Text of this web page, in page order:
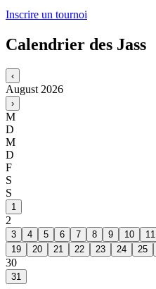
Inscrire un tournoi
Calendrier des Jass
‹
August 2026
›
M
D
M
D
F
S
S
1
2
3 4 5 6 7 8 9 10 11
19
20 21 22 23 24 25
30
31